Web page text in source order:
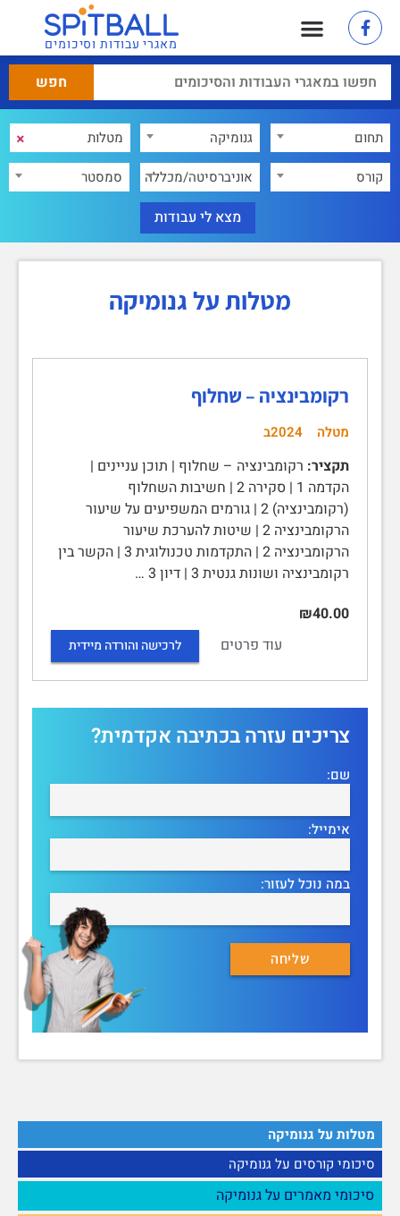
מאגרי עבודות וסיכומים
תחום גנומיקה ×
קורס אוניברסיטה/מכללה סמסטר
מטלות על גנומיקה
סיכומי קורסים על גנומיקה
סיכומי מאמרים על גנומיקה
מטלות על גנומיקה
רקומבינציה – שחלוף
מטלה 2024ב
תקציר: רקומבינציה – שחלוף | תוכן עניינים |
הקדמה 1 | סקירה 2 | חשיבות השחלוף
(רקומבינציה) 2 | גורמים המשפיעים על שיעור
הרקומבינציה 2 | שיטות להערכת שיעור
הרקומבינציה 2 | התקדמות טכנולוגית 3 | הקשר בין
רקומבינציה ושונות גנטית 3 | דיון 3 …
₪40.00
עוד פרטים
לרכישה והורדה מיידית
צריכים עזרה בכתיבה אקדמית?
שם:
אימייל:
במה נוכל לעזור: